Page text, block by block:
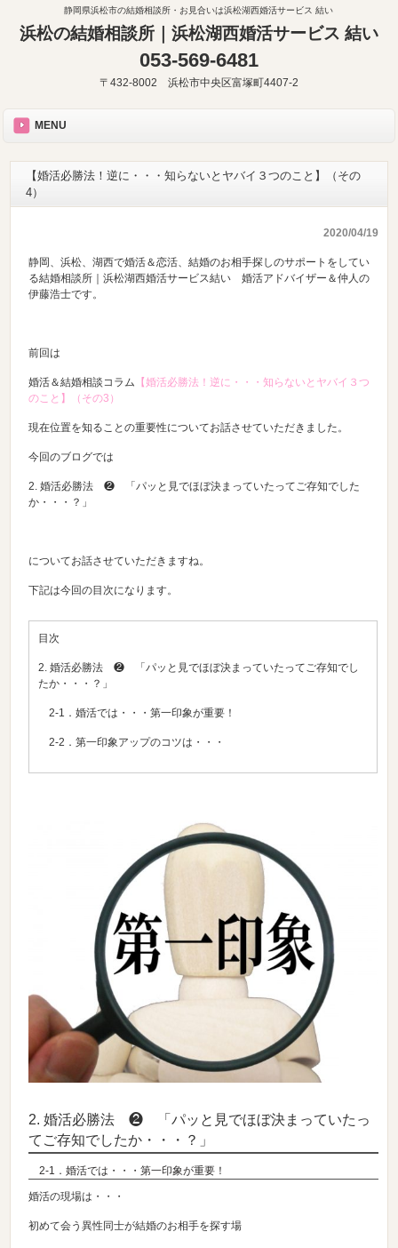
静岡県浜松市の結婚相談所・お見合いは浜松湖西婚活サービス 結い
浜松の結婚相談所｜浜松湖西婚活サービス 結い
053-569-6481
〒432-8002 浜松市中央区富塚町4407-2
MENU
【婚活必勝法！逆に・・・知らないとヤバイ３つのこと】（その
4）
2020/04/19
静岡、浜松、湖西で婚活＆恋活、結婚のお相手探しのサポートをしてい
る結婚相談所｜浜松湖西婚活サービス結い 婚活アドバイザー＆仲人の
伊藤浩士です。
前回は
婚活＆結婚相談コラム 【婚活必勝法！逆に・・・知らないとヤバイ３つ
のこと】（その3）
現在位置を知ることの重要性についてお話させていただきました。
今回のブログでは
2. 婚活必勝法 ❷ 「パッと見でほぼ決まっていたってご存知でした
か・・・？」
についてお話させていただきますね。
下記は今回の目次になります。
目次
2. 婚活必勝法 ❷ 「パッと見でほぼ決まっていたってご存知でし
たか・・・？」
2-1．婚活では・・・第一印象が重要！
2-2．第一印象アップのコツは・・・
2. 婚活必勝法 ❷ 「パッと見でほぼ決まっていたっ
てご存知でしたか・・・？」
2-1．婚活では・・・第一印象が重要！
婚活の現場は・・・
初めて会う異性同士が結婚のお相手を探す場